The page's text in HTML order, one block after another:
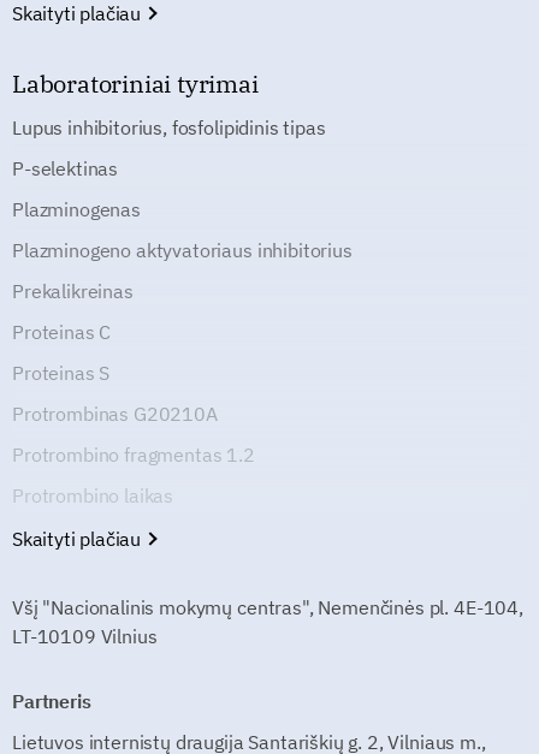
Skaityti plačiau
Laboratoriniai tyrimai
Lupus inhibitorius, fosfolipidinis tipas
P-selektinas
Plazminogenas
Plazminogeno aktyvatoriaus inhibitorius
Prekalikreinas
Proteinas C
Proteinas S
Protrombinas G20210A
Protrombino fragmentas 1.2
Protrombino laikas
Skaityti plačiau
Všį "Nacionalinis mokymų centras", Nemenčinės pl. 4E-104,
LT-10109 Vilnius
Partneris
Lietuvos internistų draugija Santariškių g. 2, Vilniaus m.,